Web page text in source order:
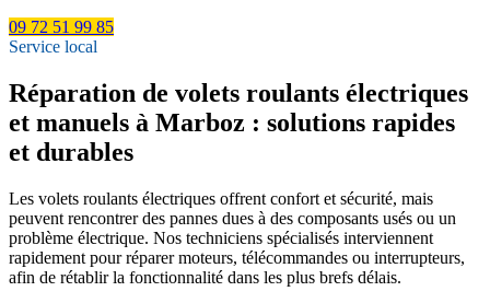
09 72 51 99 85
Service local
Réparation de volets roulants électriques
et manuels à Marboz : solutions rapides
et durables
Les volets roulants électriques offrent confort et sécurité, mais
peuvent rencontrer des pannes dues à des composants usés ou un
problème électrique. Nos techniciens spécialisés interviennent
rapidement pour réparer moteurs, télécommandes ou interrupteurs,
afin de rétablir la fonctionnalité dans les plus brefs délais.